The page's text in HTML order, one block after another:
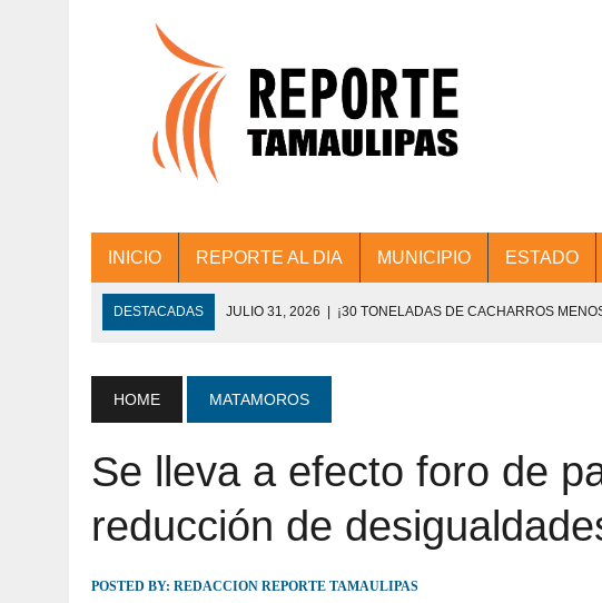
INICIO REPORTE AL DIA MUNICIPIO ESTADO
DESTACADAS JULIO 31, 2026 | ¡30 TONELADAS DE CACHARROS
JULIO 30, 2026 | 💧🚰 ¡AGUA PARA LA COMUNIDAD!
JULIO 30, 2026 ¡TRABAJO EN EQUIPO Y RESULTADOS! ENCABEZA BETO
JULIO 30, 2026 | TAMAULIPAS TE INVITA A DESCUBRIR EL ENCANTO DE
HOME MATAMOROS
Se lleva a efecto foro de
reducción de
POSTED BY: REDACCION REPORTE TAMAULIPAS